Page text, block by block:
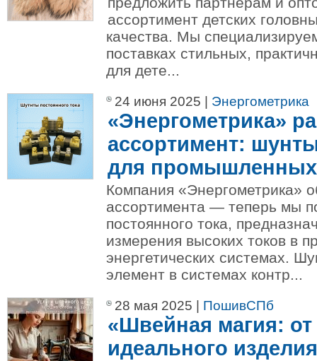
ассортимент детских
качества. Мы
поставках стильных,
для дете...
24 июня 2025 | Энергометрика
«Энергометрика»
ассортимент:
для промышленных
Компания «Энергометрика»
ассортимента — теперь мы
постоянного тока,
измерения высоких токов в
энергетических системах.
элемент в системах контр...
28 мая 2025 | ПошивСПб
«Швейная магия:
идеального